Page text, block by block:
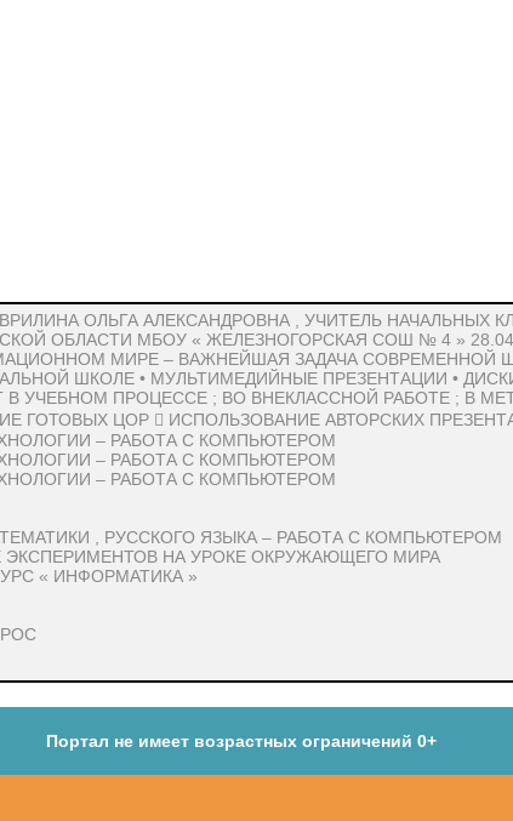
ОЛЬГА АЛЕКСАНДРОВНА , УЧИТЕЛЬ НАЧАЛЬНЫХ
ОБЛАСТИ МБОУ « ЖЕЛЕЗНОГОРСКАЯ СОШ № 4 »
МИРЕ – ВАЖНЕЙШАЯ ЗАДАЧА СОВРЕМЕННОЙ
ШКОЛЕ • МУЛЬТИМЕДИЙНЫЕ ПРЕЗЕНТАЦИИ •
УЧЕБНОМ ПРОЦЕССЕ ; ВО ВНЕКЛАССНОЙ РАБОТЕ ; В
ГОТОВЫХ ЦОР  ИСПОЛЬЗОВАНИЕ АВТОРСКИХ
– РАБОТА С КОМПЬЮТЕРОМ
– РАБОТА С КОМПЬЮТЕРОМ
– РАБОТА С КОМПЬЮТЕРОМ
, РУССКОГО ЯЗЫКА – РАБОТА С КОМПЬЮТЕРОМ
НА УРОКЕ ОКРУЖАЮЩЕГО МИРА
« ИНФОРМАТИКА »
пульс, температуру окружающей среды, расстояние,
Портал не имеет возрастных ограничений 0+